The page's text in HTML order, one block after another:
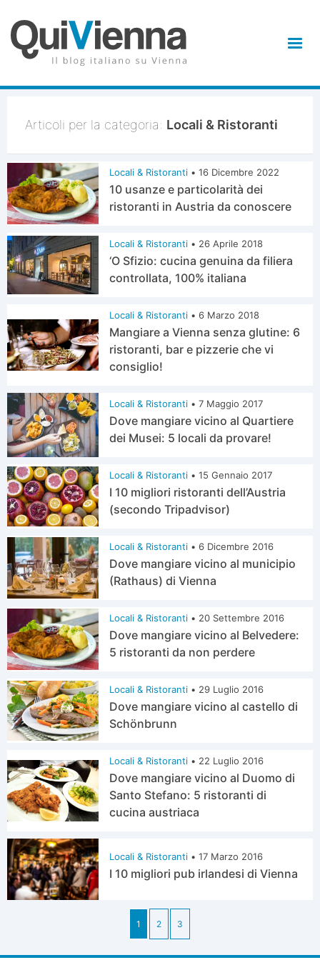
Articoli per la categoria: Locali & Ristoranti
Locali & Ristoranti • 16 Dicembre 2022
10 usanze e particolarità dei
ristoranti in Austria da conoscere
Locali & Ristoranti • 26 Aprile 2018
‘O Sfizio: cucina genuina da filiera
controllata, 100% italiana
Locali & Ristoranti • 6 Marzo 2018
Mangiare a Vienna senza glutine: 6
ristoranti, bar e pizzerie che vi
consiglio!
Locali & Ristoranti • 7 Maggio 2017
Dove mangiare vicino al Quartiere
dei Musei: 5 locali da provare!
Locali & Ristoranti • 15 Gennaio 2017
I 10 migliori ristoranti dell’Austria
(secondo Tripadvisor)
Locali & Ristoranti • 6 Dicembre 2016
Dove mangiare vicino al municipio
(Rathaus) di Vienna
Locali & Ristoranti • 20 Settembre 2016
Dove mangiare vicino al Belvedere:
5 ristoranti da non perdere
Locali & Ristoranti • 29 Luglio 2016
Dove mangiare vicino al castello di
Schönbrunn
Locali & Ristoranti • 22 Luglio 2016
Dove mangiare vicino al Duomo di
Santo Stefano: 5 ristoranti di
cucina austriaca
Locali & Ristoranti • 17 Marzo 2016
I 10 migliori pub irlandesi di Vienna
1 2 3